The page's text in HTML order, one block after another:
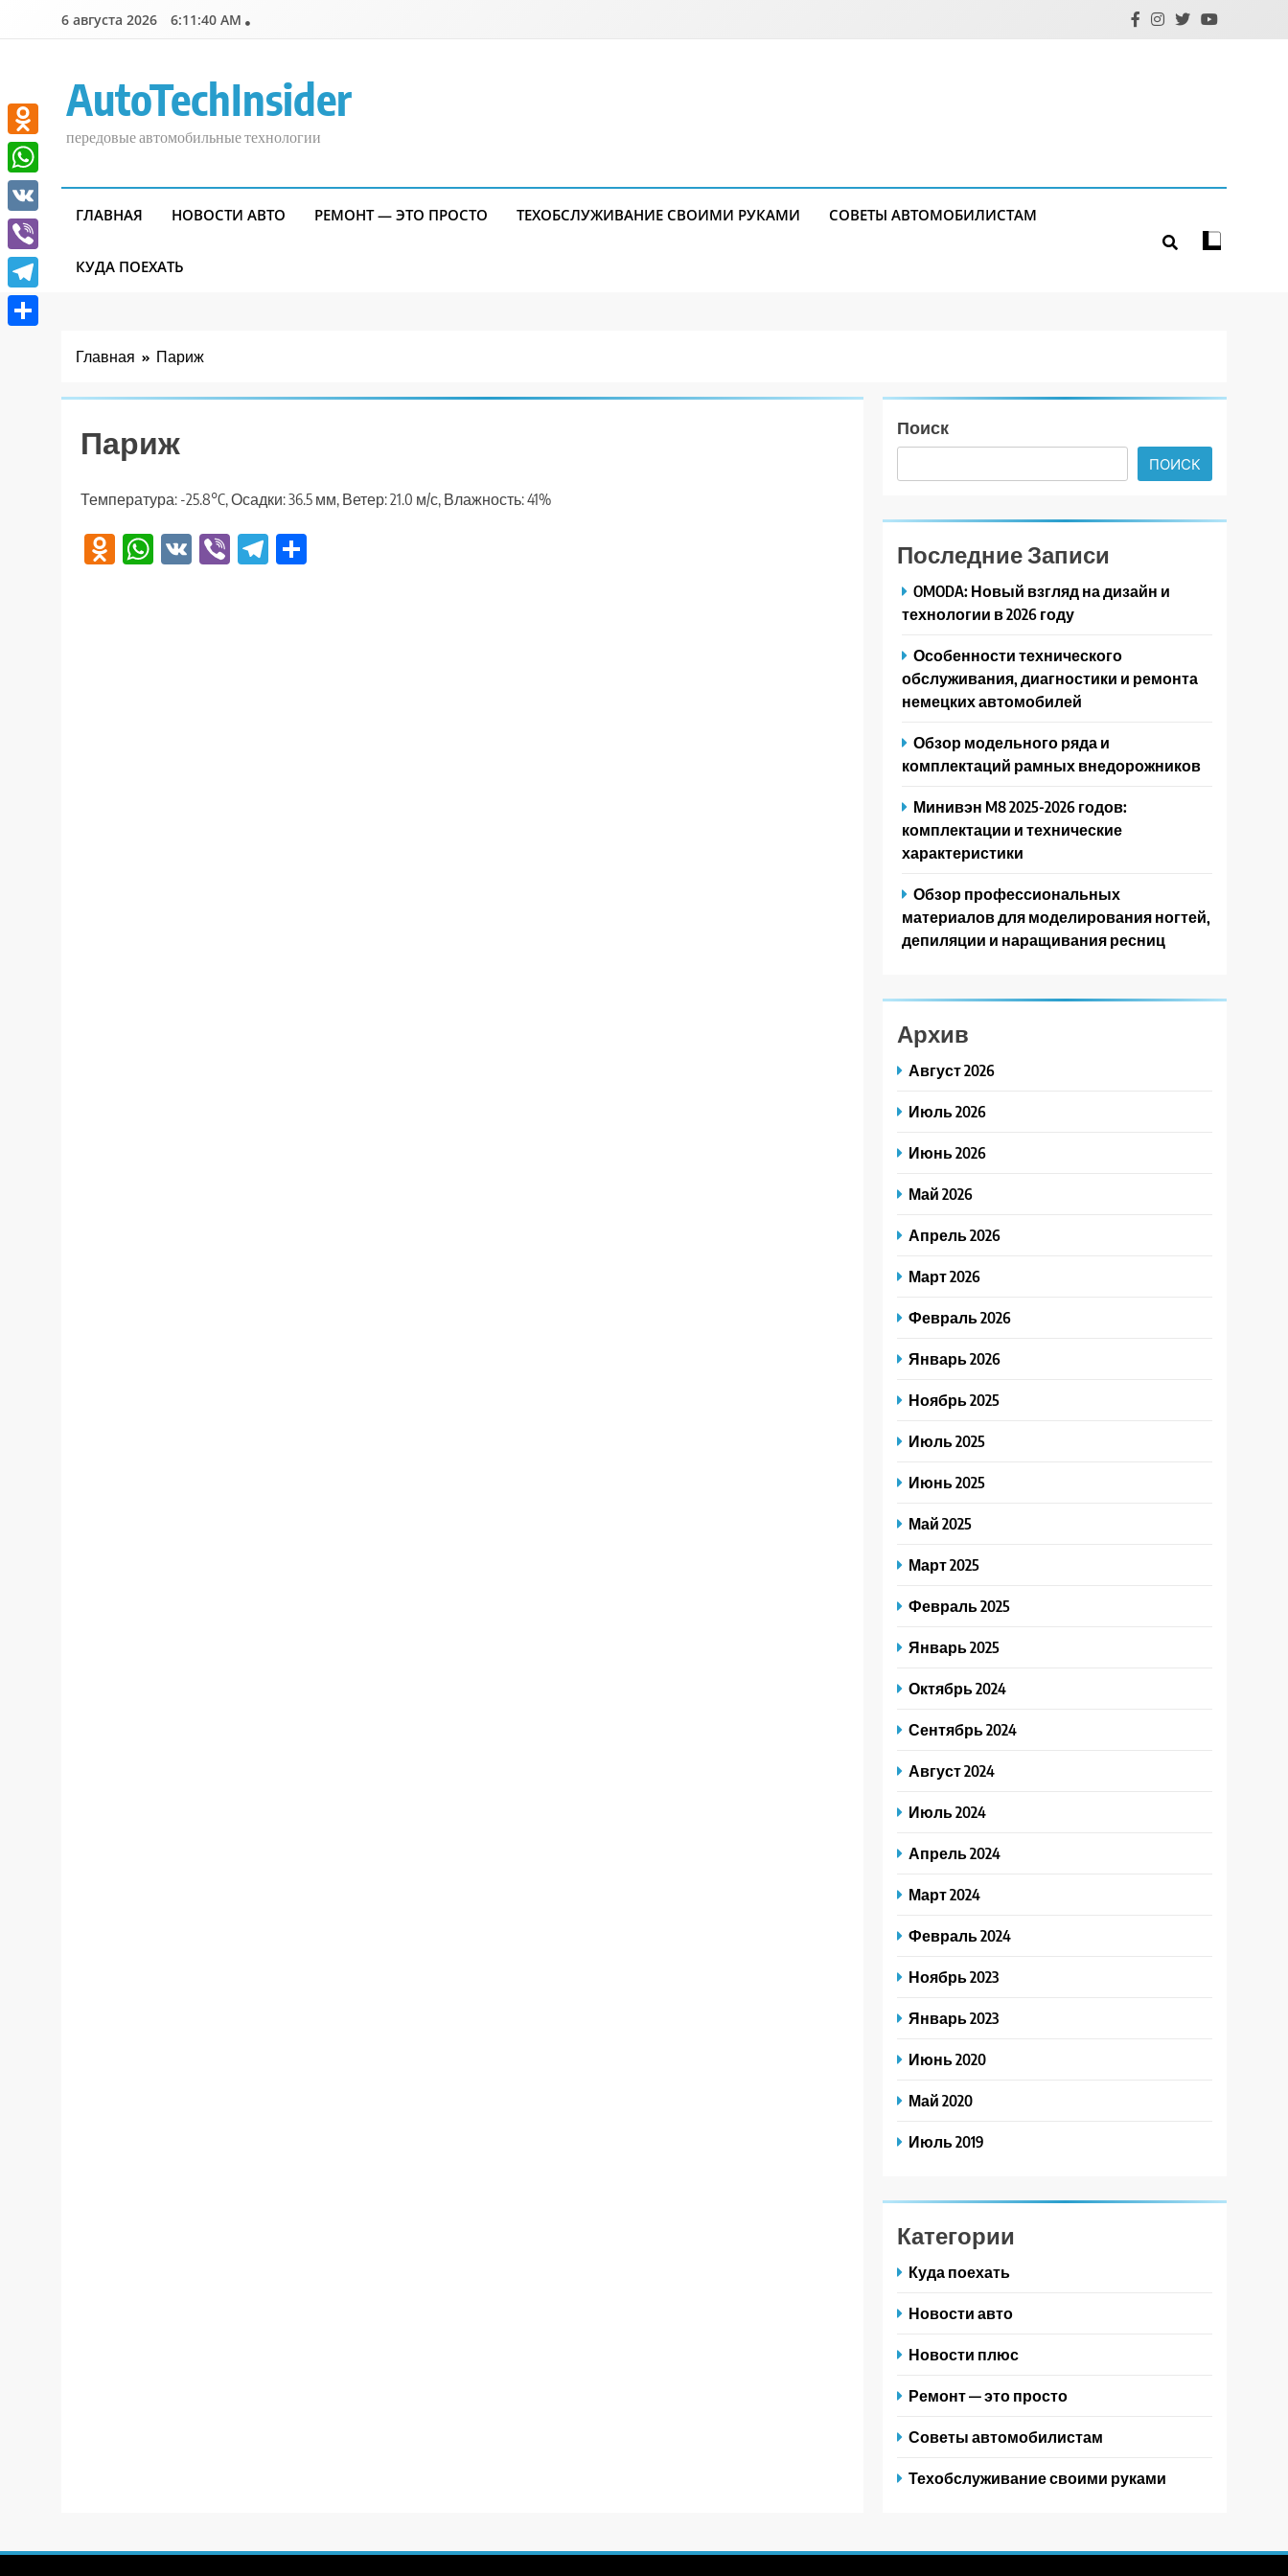
6 августа 2026 6:11:41 AM
AutoTechInsider
передовые автомобильные технологии
ГЛАВНАЯ НОВОСТИ АВТО РЕМОНТ — ЭТО ПРОСТО ТЕХОБСЛУЖИВАНИЕ СВОИМИ РУКАМИ СОВЕТЫ АВТОМОБИЛИСТАМ
КУДА ПОЕХАТЬ
Главная Париж
Париж
Температура: -25.8°C, Осадки: 36.5 мм, Ветер: 21.0 м/с, Влажность: 41%
Odnoklassniki
WhatsApp
VK ViberTelegram
Поиск
ПОИСК
Последние Записи
OMODA: Новый взгляд на дизайн и
технологии в 2026 году
Особенности технического
обслуживания, диагностики и ремонта
немецких автомобилей
Обзор модельного ряда и
комплектаций рамных внедорожников
Минивэн M8 2025-2026 годов:
комплектации и технические
характеристики
Обзор профессиональных
материалов для моделирования ногтей,
депиляции и наращивания ресниц
Архив
Август 2026
Июль 2026
Июнь 2026
Май 2026
Апрель 2026
Март 2026
Февраль 2026
Январь 2026
Ноябрь 2025
Июль 2025
Июнь 2025
Май 2025
Март 2025
Февраль 2025
Январь 2025
Октябрь 2024
Сентябрь 2024
Август 2024
Июль 2024
Апрель 2024
Март 2024
Февраль 2024
Ноябрь 2023
Январь 2023
Июнь 2020
Май 2020
Июль 2019
Категории
Куда поехать
Новости авто
Новости плюс
Ремонт — это просто
Советы автомобилистам
Техобслуживание своими руками
Odnoklassniki
WhatsApp
VK
Viber
Telegram